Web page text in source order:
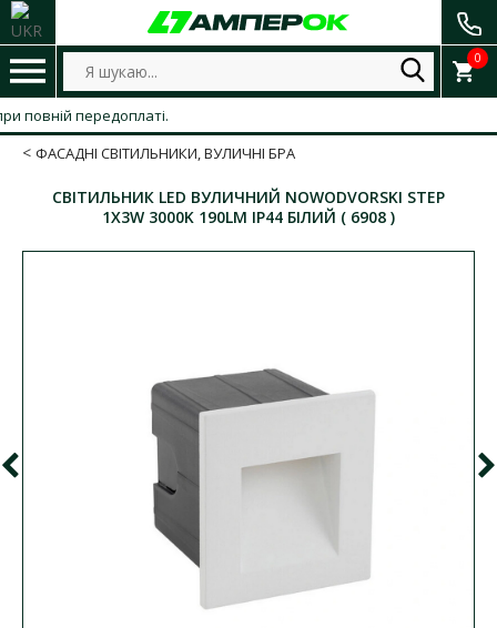
0
передоплаті.
ФАСАДНІ СВІТИЛЬНИКИ, ВУЛИЧНІ БРА
СВІТИЛЬНИК LED ВУЛИЧНИЙ NOWODVORSKI STEP
1X3W 3000K 190LM IP44 БІЛИЙ ( 6908 )